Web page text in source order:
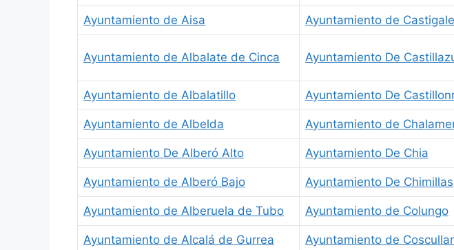
Ayuntamiento de Aisa Ayuntamiento de
Ayuntamiento de Albalate de Cinca Ayuntamiento De
Ayuntamiento de Albalatillo Ayuntamiento De
Ayuntamiento de Albelda Ayuntamiento de
Ayuntamiento De Alberó Alto Ayuntamiento De Chia
Ayuntamiento de Alberó Bajo Ayuntamiento De Chimillas
Ayuntamiento de Alberuela de Tubo Ayuntamiento de Colungo
Ayuntamiento de Alcalá de Gurrea Ayuntamiento de